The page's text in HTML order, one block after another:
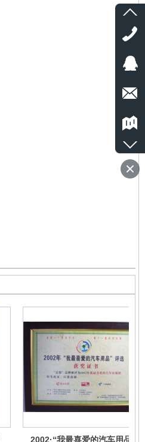
2002·“我最喜爱的汽车用品”